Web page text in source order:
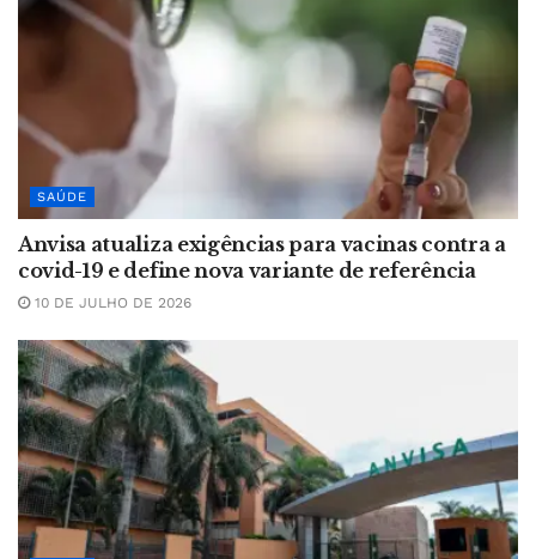
SAÚDE
Anvisa atualiza exigências para vacinas contra a
covid-19 e define nova variante de referência
10 DE JULHO DE 2026